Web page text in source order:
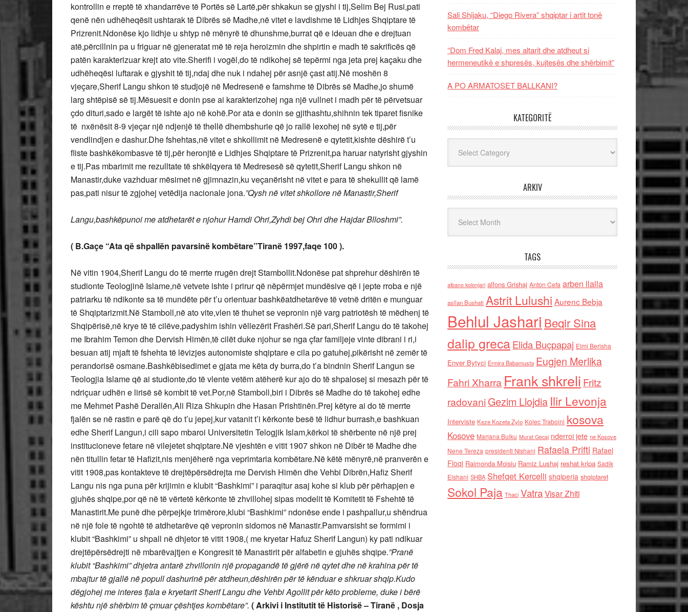
kontrollin e rreptë të xhandarrëve të Portës së Lartë,për shkakun se gjyshi i tij,Selim Bej Rusi,pati
qenë nën udhëheqësit ushtarak të Dibrës së Madhe,në vitet e lavdishme të Lidhjes Shqiptare të
Prizrenit.Ndonëse kjo lidhje u shtyp në mënyrë të dhunshme,burrat që e ideuan dhe e drejtuan
atë,përcillnin pa u friguar në gjeneratat më të reja heroizmin dhe shpirtin e madh të sakrificës që
patën karakterizuar krejt ato vite.Sherifi i vogël,do të ndikohej së tepërmi nga jeta prej kaçaku dhe
udhëheqësi luftarak e gjyshit të tij,ndaj dhe nuk i ndahej për asnjë çast atij.Në moshën 8
vjeçare,Sherif Langu shkon të studjojë në Medresenë e famshme të Dibrës së Madhe,jo shumë
larg shtëpisë së tij.Mësuesit e donin pse ai karakterizohej nga një vullnet i madh për të përvetsuar
çdo dituri,sado e largët të ishte ajo në kohë.Por ata e donin se gjithashtu,shihnin tek tiparet fisnike
të nxënësit 8-9 vjeçar një ndjenjë të thellë dhembshurie që jo rallë lexohej në sytë e tij,për
vendlindjen e dashur.Dhe fshehtas,në vitet e shkollimit në Medresenë e qytetit,kishte dëshirë t’u
fliste bashkëkombasve të tij,për heronjtë e Lidhjes Shqiptare të Prizrenit,pa haruar natyrisht gjyshin
e tij.Pas mbarimit me rezulltate të shkëlqyera të Medresesë së qytetit,Sherif Langu shkon në
Manastir,duke vazhduar mësimet në gjimnazin,ku veçanërisht në vitet e para të shekullit që lamë
pas,pati nisur të zgjohej vetëdija nacionale jona.”Qysh në vitet shkollore në Manastir,Sherif
Langu,bashkëpunoi me atdhetarët e njohur Hamdi Ohri,Zyhdi bej Ohri dhe Hajdar Blloshmi”.
( B.Gaçe “Ata që shpallën pavarsinë kombëtare”Tiranë 1997,faqe 100 ).
Në vitin 1904,Sherif Langu do të merrte rrugën drejt Stambollit.Ndonëse pat shprehur dëshirën të
studionte Teologjinë Islame,në vetvete ishte i prirur që nëpërmjet mundësive që i jepte rroba e një
patriarku të ndikonte sa të mundëte për t’u orientuar bashkëatdhetarëve të vetnë dritën e munguar
të Shqiptarizmit.Në Stamboll,në ato vite,vlen të thuhet se vepronin një varg patriotësh të mëdhenj të
Shqipërisë,në krye të të cilëve,padyshim ishin vëllezërit Frashëri.Së pari,Sherif Langu do të takohej
me Ibrahim Temon dhe Dervish Himën,të cilët duke njohur se nga çfar familjeje vinte dibrani i ri,i
besuan atij mjaft të fshehta të lëvizjes autonomiste shqiptare e cila po gatuhej,pikërisht në zemër të
perandorisë osmane.Bashkëbisedimet e gjata me këta dy burra,do t’a bindnin Sherif Langun se
Teologjia Islame që ai studionte,do të vlente vetëm atëherë kur ajo do të shpalosej si mesazh për të
ndriçuar udhën e lirisë së kombit të vet.Por,në Stamboll,biri i Dibrës së Madhe do të takohej edhe
me Mehmet Pashë Derallën,Ali Riza Shkupin dhe Hasan Prishtinën.Prej këtyre ai do të merrte
fjalën se në rastin e parë që do t’u jepej,kur vatanit t’i kërkonte besë të lidhur burrash,e bashkuan
edhe Sherif Langun,i cili sapo mbaroi Universitetin Telogjik Islam,kërkoi të shërbente në një prej
institucioneve fetare në vilejetet shqiptare.Në vjeshtën e vitit 1907 shkon në Dibër të Madhe dhe
nën titullin fetar të Hafizit,nis menjëherë nga veprimtaria kombëtare.Në këtë mënyrë,në pranverën e
vitit 1908,pas kontakteve të drejtëpërsëdrejta me Dervish Himën dhe Vehbi Dibrën,Hafiz Sherif
Langu nis nga puna për krijimin e klubit “Bashkimi” i paraqitur asaj kohe si klub për përhapjen e
gjuhës shqipe,por që në të vërtetë kërkonte të zhvillohej sipas modelit të Komitetit të Fshehtë të
Manastirit.Me punë dhe përpejkje trimërore,klubi “Bashkimi” ndonëse ende i pashpallur,u shëndrua
në një fole të ngohtë të atdhetarëve që vepronin sidomos në Manastir.Pamvarsisht se formimi i
klubit “Bashkimi” u shpall në dhjetor të vitit 1908,( me kryetar Hafuz Sherif Langun) ky pati ndikuar
drejtëpërsëdrejti në mbarëvajtjen e Kongresit të Manastirit për alfabetin e gjuhës shqipe.”Pranë
klubit “Bashkimi” dhjetra antarë zhvillonin një propagandë të gjërë në qytet dhe në krahina për të
mbajtur të gjallë në popull dashurinë për atdheun,dëshirën për të kënduar e shkruar shqip.Kudo
dëgjohej me interes fjala e kryetarit Sherif Langu dhe Vehbi Agollit për këto probleme, duke i bërë
kështu një shërbim të çmuar çështjes kombëtare”. ( Arkivi i Institutit të Historisë – Tiranë , Dosja
Sali Shijaku, “Diego Rivera” shqiptar i artit tonë
kombëtar
“Dom Fred Kalaj, mes altarit dhe atdheut si
hermeneutikë e shpresës, kujtesës dhe shërbimit”
A PO ARMATOSET BALLKANI?
KATEGORITË
ARKIV
TAGS
albano kolonjari alfons Grishaj Anton Cefa arben llalla
asllan Bushati Astrit Lulushi Aurenc Bebja
Behlul Jashari Beqir Sina
dalip grecaElida Buçpapaj Elmi Berisha
Enver Bytyci Ermira Babamusta Eugjen Merlika
Fahri Xharra Frank shkreli Fritz
radovaniGezim Llojdia Ilir Levonja
Interviste Keze Kozeta Zylo Kolec Traboini kosova
Kosove Marjana Bulku Murat Gecaj nderroi jete ne Kosove
Nene Tereza presidenti Nishani Rafaela Prifti Rafael
Floqi Raimonda Moisiu Ramiz Lushaj reshat kripa Sadik
Elshani SHBA Shefqet Kercelli shqiperia shqiptaret
Sokol Paja Thaci VatraVisar Zhiti